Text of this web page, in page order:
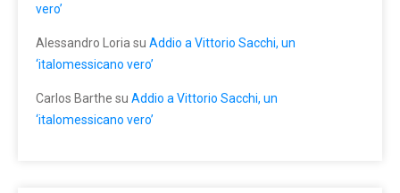
vero’
Alessandro Loria su Addio a Vittorio Sacchi, un
‘italomessicano vero’
Carlos Barthe su Addio a Vittorio Sacchi, un
‘italomessicano vero’